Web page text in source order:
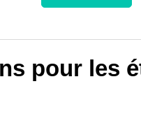
pour les